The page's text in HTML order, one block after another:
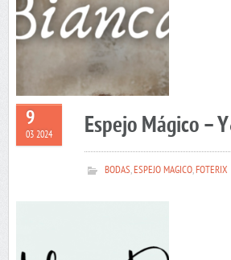
9
03 2024 Espejo Mágico –
BODAS,ESPEJO MAGICO,FOTERIX